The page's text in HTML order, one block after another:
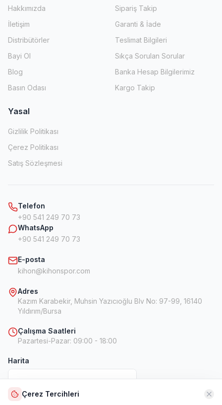
Hakkımızda
İletişim
Distribütörler
Bayi Ol
Blog
Basın Odası
Sipariş Takip
Garanti & İade
Teslimat Bilgileri
Sıkça Sorulan Sorular
Banka Hesap Bilgilerimiz
Kargo Takip
Yasal
Gizlilik Politikası
Çerez Politikası
Satış Sözleşmesi
Telefon
+90 541 249 70 73
WhatsApp
+90 541 249 70 73
E-posta
kihon@kihonspor.com
Adres
Kazım Karabekir, Muhsin Yazıcıoğlu Blv No: 97-99, 16140
Yıldırım/Bursa
Çalışma Saatleri
Pazartesi-Pazar: 09:00 - 18:00
Harita
Çerez Tercihleri